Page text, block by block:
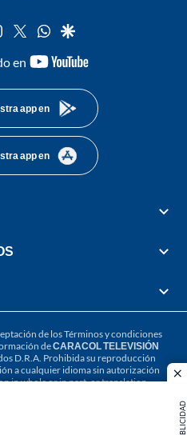
PUBLICIDAD
instagram
twitterwhatsapp
google
en
youtube-
app en
app en
de losTérminos y condiciones
deCARACOL TELEVISIÓN
D.R.A. Prohibida su reproducción
a cualquier idioma sin autorización
in whole or in part, or translation